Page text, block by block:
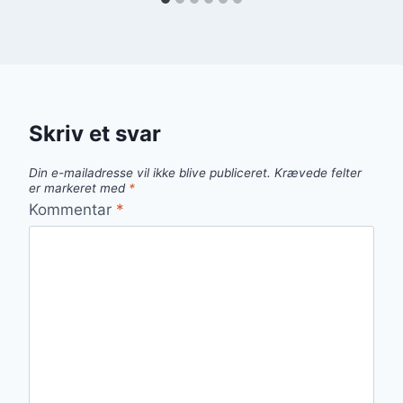
Skriv et svar
Din e-mailadresse vil ikke blive publiceret. Krævede felter
er markeret med *
Kommentar *